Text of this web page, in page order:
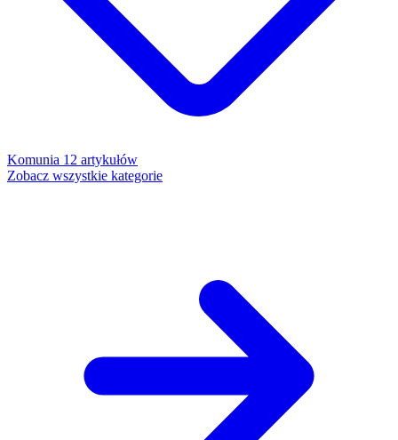
Komunia 12 artykułów
Zobacz wszystkie kategorie